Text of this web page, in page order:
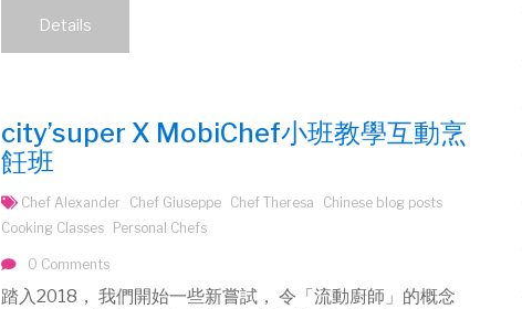
Details
city’super X MobiChef小班教學互動烹
飪班
Chef Alexander Chef Giuseppe Chef Theresa
Chinese blog posts
Cooking Classes
Personal Chefs
0 Comments
踏入2018， 我們開始一些新嘗試， 令「流動廚師」的概念